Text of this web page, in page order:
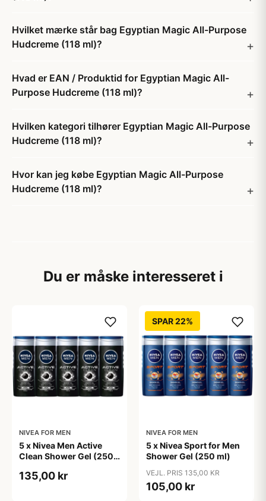
Hvilket mærke står bag Egyptian Magic All-Purpose
Hudcreme (118 ml)?
Hvad er EAN / Produktid for Egyptian Magic All-
Purpose Hudcreme (118 ml)?
Hvilken kategori tilhører Egyptian Magic All-Purpose
Hudcreme (118 ml)?
Hvor kan jeg købe Egyptian Magic All-Purpose
Hudcreme (118 ml)?
Du er måske interesseret i
NIVEA FOR MEN
5 x Nivea Men Active
Clean Shower Gel (250
135,00 kr
SPAR 22%
NIVEA FOR MEN
5 x Nivea Sport for Men
Shower Gel (250 ml)
VEJL. PRIS 135,00 KR
105,00 kr